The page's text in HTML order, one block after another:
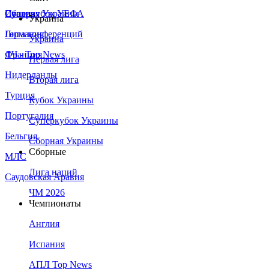
Сборная Украины
Италия
Германия
Франция
Нидерланды
Турция
Португалия
Бельгия
МЛС
Саудовская Аравия
Суперкубок УЕФА
Лига конференций
ЛЧ - Top News
Украина
Украина
Первая лига
Вторая лига
Кубок Украины
Суперкубок Украины
Сборная Украины
Сборные
Лига наций
ЧМ 2026
Чемпионаты
Англия
Испания
АПЛ Top News